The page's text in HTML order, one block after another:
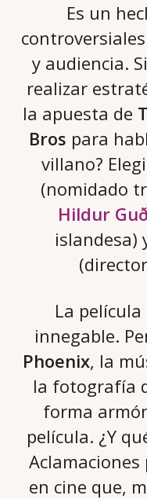
Es un
y audiencia.
realizar
la apuesta de
Bros para
villano?
(nomidado
Hildur
islandesa)
La
innegable.
Phoenix, la
la fotografía
forma
película. ¿Y
en cine que,